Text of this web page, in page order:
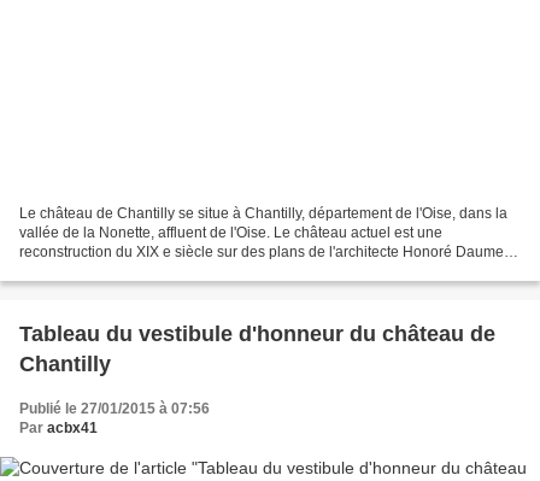
Le château de Chantilly se situe à Chantilly, département de l'Oise, dans la
vallée de la Nonette, affluent de l'Oise. Le château actuel est une
reconstruction du XIX e siècle sur des plans de l'architecte Honoré Daumet
Tableau du vestibule d'honneur du château de
Chantilly
Publié le 27/01/2015 à 07:56
Par acbx41